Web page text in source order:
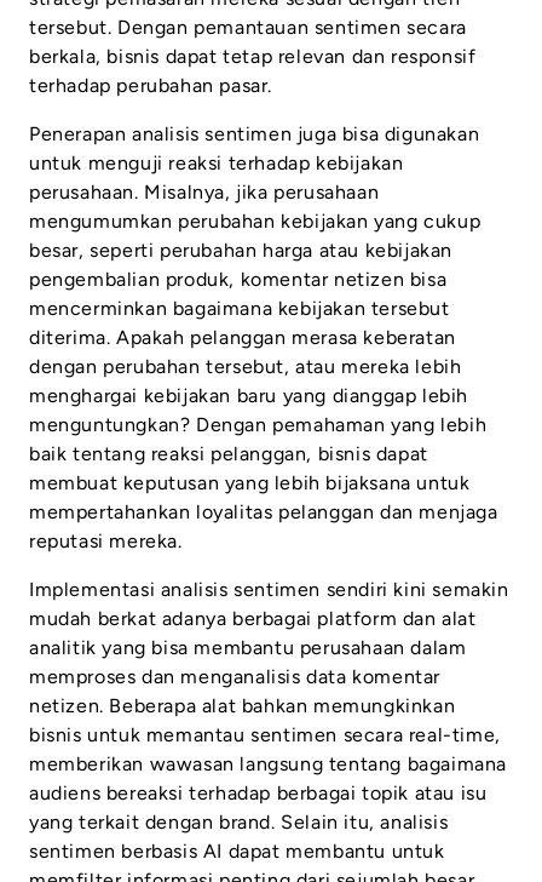
tersebut. Dengan pemantauan sentimen secara
berkala, bisnis dapat tetap relevan dan responsif
terhadap perubahan pasar.
Penerapan analisis sentimen juga bisa digunakan
untuk menguji reaksi terhadap kebijakan
perusahaan. Misalnya, jika perusahaan
mengumumkan perubahan kebijakan yang cukup
besar, seperti perubahan harga atau kebijakan
pengembalian produk, komentar netizen bisa
mencerminkan bagaimana kebijakan tersebut
diterima. Apakah pelanggan merasa keberatan
dengan perubahan tersebut, atau mereka lebih
menghargai kebijakan baru yang dianggap lebih
menguntungkan? Dengan pemahaman yang lebih
baik tentang reaksi pelanggan, bisnis dapat
membuat keputusan yang lebih bijaksana untuk
mempertahankan loyalitas pelanggan dan menjaga
reputasi mereka.
Implementasi analisis sentimen sendiri kini semakin
mudah berkat adanya berbagai platform dan alat
analitik yang bisa membantu perusahaan dalam
memproses dan menganalisis data komentar
netizen. Beberapa alat bahkan memungkinkan
bisnis untuk memantau sentimen secara real-time,
memberikan wawasan langsung tentang bagaimana
audiens bereaksi terhadap berbagai topik atau isu
yang terkait dengan brand. Selain itu, analisis
sentimen berbasis AI dapat membantu untuk